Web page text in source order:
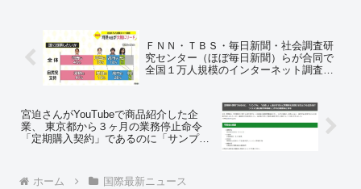
ＦＮＮ・ＴＢＳ・毎日新聞・社会調査研
究センター（ほぼ毎日新聞）らが合同で
全国１万人規模のインターネット調査
URLを安易に踏んでしまう、ちょっとア
レな人限定の調査ですよね？」
宮迫さんがYouTubeで商品紹介した企
業、 東京都から３ヶ月の業務停止命令
「定期購入契約」であるのに「サンプル
ホーム 国際最新ニュース